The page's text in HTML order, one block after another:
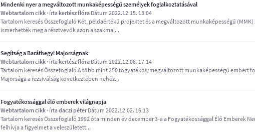
Mindenki nyer a megváltozott munkaképességű személyek foglalkoztatásával
Webtartalom cikk · írta kertész flóra Dátum 2022.12.15. 13:04
Tartalom keresés Összefoglaló Két, példaértékű projektet és a megváltozott munkaképességű
ismerhették meg a résztvevők azon a szakmai...
Segítség a Baráthegyi Majorságnak
Webtartalom cikk · írta kertész flóra Dátum 2022.12.08. 17:14
Tartalom keresés Összefoglaló A több mint 250 fogyatékos/megváltozott munkaképességű embert
Majorsága a rezsiválság következtében nehéz...
Fogyatékossággal élő emberek világnapja
Webtartalom cikk · írtadaczi péter Dátum 2022.12.02. 16:13
Tartalom keresés Összefoglaló 1992 óta minden év december 3-a a Fogyatékossággal Élő Emberek
felhívja a figyelmet a veleszületett...